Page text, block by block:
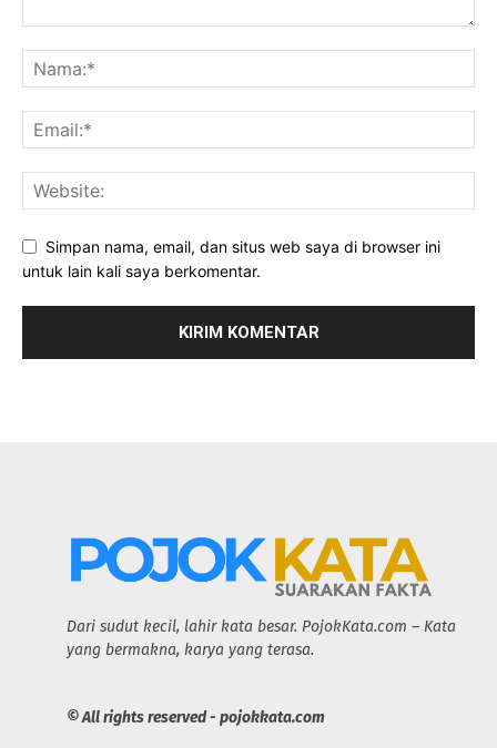
Simpan nama, email, dan situs web saya di browser ini
untuk lain kali saya berkomentar.
Dari sudut kecil, lahir kata besar. PojokKata.com – Kata
yang bermakna, karya yang terasa.
© All rights reserved - pojokkata.com